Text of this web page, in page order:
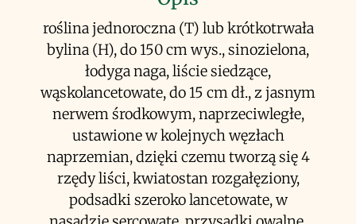
roślina jednoroczna (T) lub krótkotrwała
bylina (H), do 150 cm wys., sinozielona,
łodyga naga, liście siedzące,
wąskolancetowate, do 15 cm dł., z jasnym
nerwem środkowym, naprzeciwległe,
ustawione w kolejnych węzłach
naprzemian, dzięki czemu tworzą się 4
rzędy liści, kwiatostan rozgałęziony,
podsadki szeroko lancetowate, w